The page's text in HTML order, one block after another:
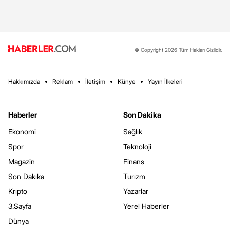
© Copyright 2026 Tüm Hakları Gizlidir.
Hakkımızda Reklam İletişim Künye Yayın İlkeleri
Haberler
Ekonomi
Spor
Magazin
Son Dakika
Kripto
3.Sayfa
Dünya
Son Dakika
Sağlık
Teknoloji
Finans
Turizm
Yazarlar
Yerel Haberler